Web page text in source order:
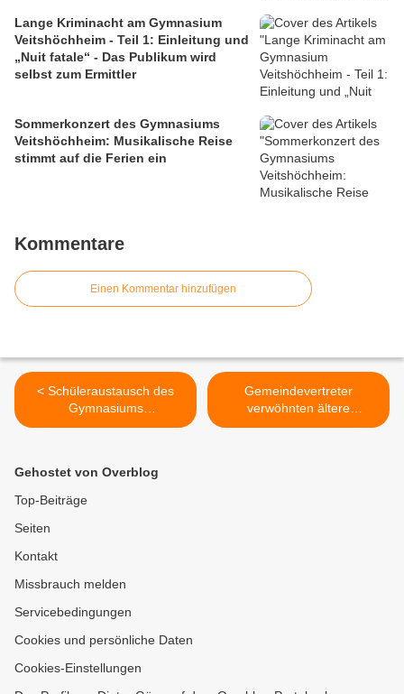
Lange Kriminacht am Gymnasium
Veitshöchheim - Teil 1: Einleitung und
„Nuit fatale“ - Das Publikum wird
selbst zum Ermittler
Sommerkonzert des Gymnasiums
Veitshöchheim: Musikalische Reise
stimmt auf die Ferien ein
Kommentare
Einen Kommentar hinzufügen
< Schüleraustausch des
Gymnasiums
Veitshöchheim mit
Gemeindevertreter
verwöhnten ältere
Mitbürger beim
Gehostet von Overblog
Top-Beiträge
Seiten
Kontakt
Missbrauch melden
Servicebedingungen
Cookies und persönliche Daten
Cookies-Einstellungen